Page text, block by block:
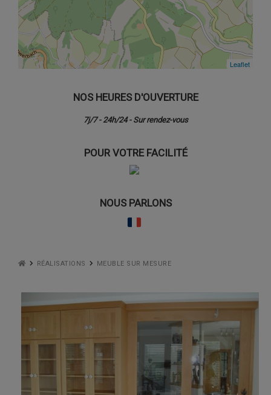
Leaflet
Leaflet
NOS HEURES D'OUVERTURE
7j/7 - 24h/24 - Sur rendez-vous
POUR VOTRE FACILITÉ
NOUS PARLONS
RÉALISATIONS MEUBLE SUR MESURE